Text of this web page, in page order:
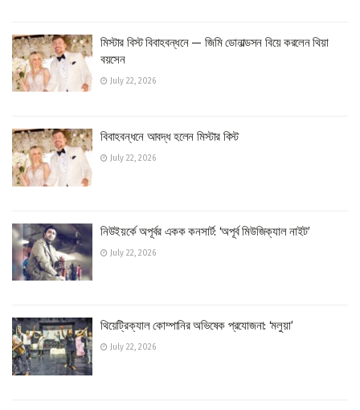
মিস্টার বিস্ট বিবাহবন্ধনে — জিমি ডোনাল্ডসন বিয়ে করলেন থিয়া
বয়সেন
July 22, 2026
বিবাহবন্ধনে আবদ্ধ হলেন মিস্টার বিস্ট
July 22, 2026
নিউইয়র্কে অপূর্বর একক কনসার্ট: ‘অপূর্ব মিউজিক্যাল নাইট’
July 22, 2026
থিয়েট্রিক্যাল কোম্পানির অভিষেক প্রযোজনা: ‘মলুয়া’
July 22, 2026